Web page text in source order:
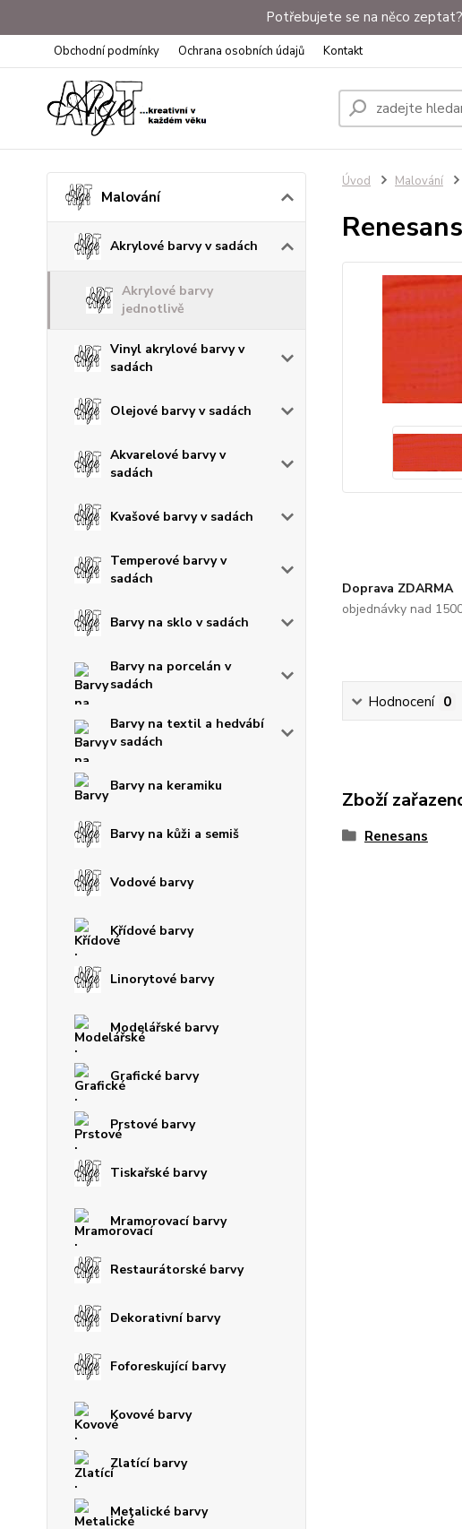
Potřebujete se na něco
Obchodní podmínky Ochrana osobních údajů Kontakt
Malování
Akrylové barvy v sadách
Akrylové barvy
jednotlivě
Vinyl akrylové barvy v
sadách
Olejové barvy v sadách
Akvarelové barvy v
sadách
Kvašové barvy v sadách
Temperové barvy v
sadách
Barvy na sklo v sadách
Barvy na porcelán v
sadách
Barvy na textil a hedvábí
v sadách
Barvy na keramiku
Barvy na kůži a semiš
Vodové barvy
Křídové barvy
Linorytové barvy
Modelářské barvy
Grafické barvy
Prstové barvy
Tiskařské barvy
Mramorovací barvy
Restaurátorské barvy
Dekorativní barvy
Foforeskující barvy
Kovové barvy
Zlatící barvy
Metalické barvy
Úvod Malování
Doprava ZDARMA
objednávky nad
Hodnocení 0
Zboží
Renesans